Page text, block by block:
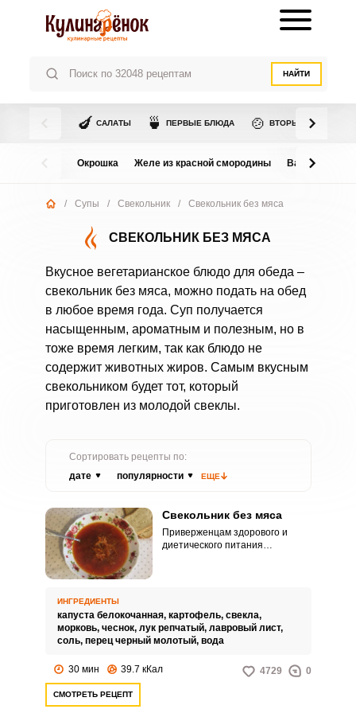
НАЙТИ
🍆 САЛАТЫ 🍵 ПЕРВЫЕ БЛЮДА 🍲 ВТОРЫЕ БЛЮДА
Окрошка Желе из красной смородины Варенье из
/ Супы / Свекольник / Свекольник без мяса
СВЕКОЛЬНИК БЕЗ МЯСА
Вкусное вегетарианское блюдо для обеда –
свекольник без мяса, можно подать на обед
в любое время года. Суп получается
насыщенным, ароматным и полезным, но в
тоже время легким, так как блюдо не
содержит животных жиров. Самым вкусным
свекольником будет тот, который
приготовлен из молодой свеклы.
Сортировать рецепты по:
дате
популярности ЕЩЕ
Свекольник без мяса
Приверженцам здорового и
диетического питания
питательным и насыщающим.
ИНГРЕДИЕНТЫ
капуста белокочанная, картофель, свекла,
морковь, чеснок, лук репчатый, лавровый лист,
соль, перец черный молотый, вода
30 мин 39.7 кКал 4729 0
СМОТРЕТЬ РЕЦЕПТ